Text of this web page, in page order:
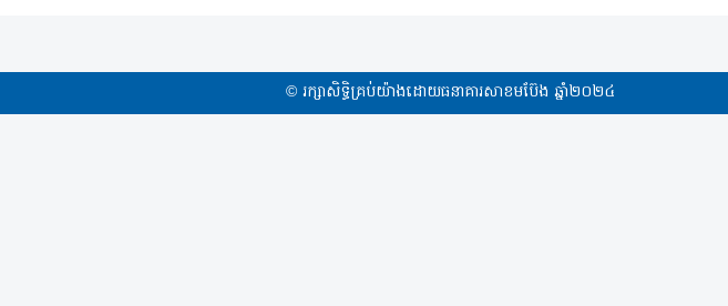
​© រក្សា​សិទ្ធិ​គ្រប់​យ៉ាង​ដោយ​ធនាគារសាខមប៊ែង ឆ្នាំ​២០២៤